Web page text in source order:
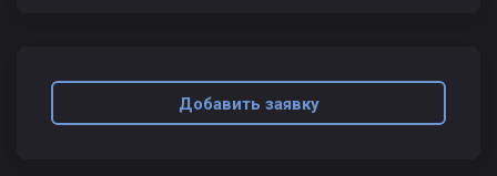
Добавить заявку